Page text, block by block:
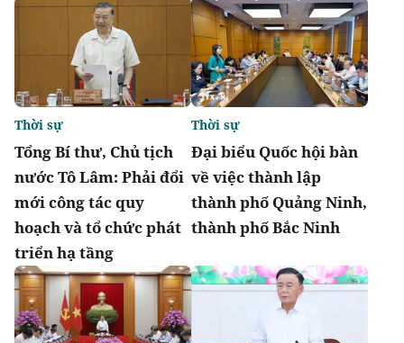
Tổng Bí thư, Chủ tịch
nước Tô Lâm: Phải đổi
mới công tác quy
hoạch và tổ chức phát
triển hạ tầng
Thời sự
Đại biểu Quốc hội bàn
về việc thành lập
thành phố Quảng Ninh,
thành phố Bắc Ninh
Thời sự